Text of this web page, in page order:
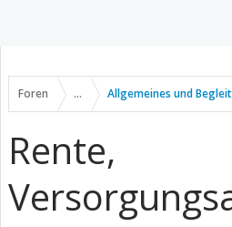
Foren ... Allgemeines und
Rente,